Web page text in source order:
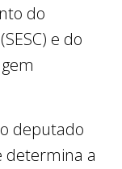
do
e do
deputado
determina a